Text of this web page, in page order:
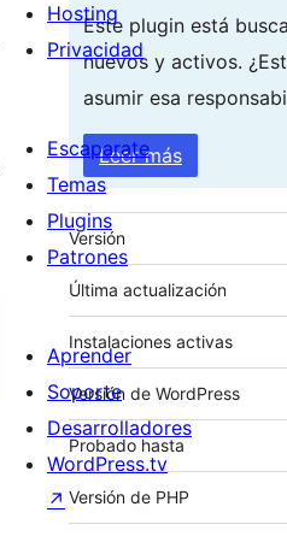
Este plugin está
nuevos y activos.
asumir esa
Leer más
Meta
Versión
Última actualización
Instalaciones activas
Versión de WordPress
Probado hasta
Versión de PHP
Hosting
Privacidad
Escaparate
Temas
Plugins
Patrones
Aprender
Soporte
Desarrolladores
WordPress.tv
↗